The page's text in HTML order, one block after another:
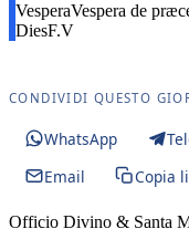
VesperaVespera de
DiesF.V
CONDIVIDI QUESTO
WhatsApp
Email
Copia
Officio Divino & Santa